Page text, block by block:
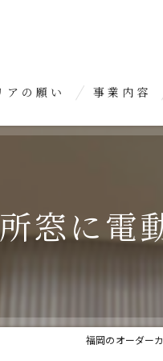
アの願い 事業内容
内装リフォー
窓に電
福岡のオーダー